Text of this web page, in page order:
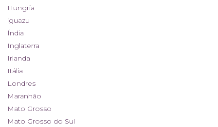
Hungria
iguazu
Índia
Inglaterra
Irlanda
Itália
Londres
Maranhão
Mato Grosso
Mato Grosso do Sul